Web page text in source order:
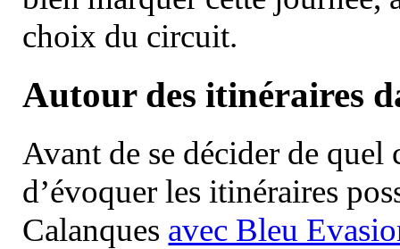
choix du circuit.
Autour des itinéraires
Avant de se décider de
d’évoquer les itinéraires
Calanques avec Bleu